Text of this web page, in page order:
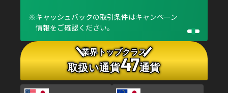
業界トップクラス
取扱い通貨47通貨
キャッシュバックの取引条件はキャンペーン
情報をご確認ください。